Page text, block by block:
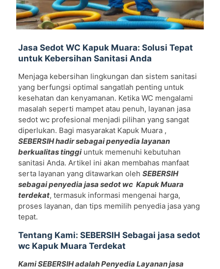
Jasa Sedot WC Kapuk Muara: Solusi Tepat
untuk Kebersihan Sanitasi Anda
Menjaga kebersihan lingkungan dan sistem sanitasi
yang berfungsi optimal sangatlah penting untuk
kesehatan dan kenyamanan. Ketika WC mengalami
masalah seperti mampet atau penuh, layanan jasa
sedot wc profesional menjadi pilihan yang sangat
diperlukan. Bagi masyarakat Kapuk Muara ,
SEBERSIH hadir sebagai penyedia layanan
berkualitas tinggiuntuk memenuhi kebutuhan
sanitasi Anda. Artikel ini akan membahas manfaat
serta layanan yang ditawarkan oleh SEBERSIH
sebagai penyedia jasa sedot wc Kapuk Muara
terdekat, termasuk informasi mengenai harga,
proses layanan, dan tips memilih penyedia jasa yang
tepat.
Tentang Kami: SEBERSIH Sebagai jasa sedot
wc Kapuk Muara Terdekat
Kami SEBERSIH adalah Penyedia Layanan jasa